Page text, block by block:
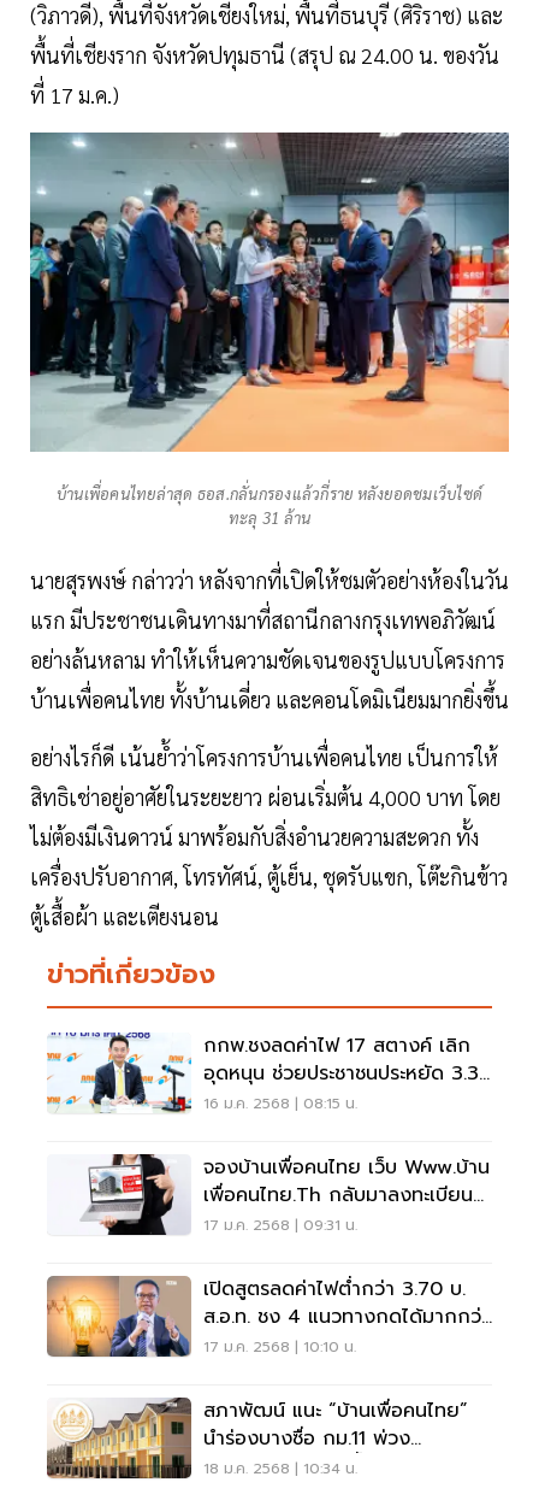
(วิภาวดี), พื้นที่จังหวัดเชียงใหม่, พื้นที่ธนบุรี (ศิริราช) และ
พื้นที่เชียงราก จังหวัดปทุมธานี (สรุป ณ 24.00 น. ของวัน
ที่ 17 ม.ค.)
บ้านเพื่อคนไทยล่าสุด ธอส.กลั่นกรองแล้วกี่ราย หลังยอดชมเว็บไซด์
ทะลุ 31 ล้าน
นายสุรพงษ์ กล่าวว่า หลังจากที่เปิดให้ชมตัวอย่างห้องในวัน
แรก มีประชาชนเดินทางมาที่สถานีกลางกรุงเทพอภิวัฒน์
อย่างล้นหลาม ทำให้เห็นความชัดเจนของรูปแบบโครงการ
บ้านเพื่อคนไทย ทั้งบ้านเดี่ยว และคอนโดมิเนียมมากยิ่งขึ้น
อย่างไรก็ดี เน้นย้ำว่าโครงการบ้านเพื่อคนไทย เป็นการให้
สิทธิเช่าอยู่อาศัยในระยะยาว ผ่อนเริ่มต้น 4,000 บาท โดย
ไม่ต้องมีเงินดาวน์ มาพร้อมกับสิ่งอำนวยความสะดวก ทั้ง
เครื่องปรับอากาศ, โทรทัศน์, ตู้เย็น, ชุดรับแขก, โต๊ะกินข้าว
ตู้เสื้อผ้า และเตียงนอน
ข่าวที่เกี่ยวข้อง
กกพ.ชงลดค่าไฟ 17 สตางค์ เลิก
อุดหนุน ช่วยประชาชนประหยัด 3.3
หมื่นล้าน
16 ม.ค. 2568 | 08:15 น.
จองบ้านเพื่อคนไทย เว็บ Www.บ้าน
เพื่อคนไทย.th กลับมาลงทะเบียน
ตามปกติ
17 ม.ค. 2568 | 09:31 น.
เปิดสูตรลดค่าไฟต่ำกว่า 3.70 บ.
ส.อ.ท. ชง 4 แนวทางกดได้มากกว่า
“ทักษิณ ชินวัตร”
17 ม.ค. 2568 | 10:10 น.
สภาพัฒน์ แนะ “บ้านเพื่อคนไทย”
นำร่องบางซื่อ กม.11 พ่วง
มักกะสัน-สถานีแม่น้ำ
18 ม.ค. 2568 | 10:34 น.